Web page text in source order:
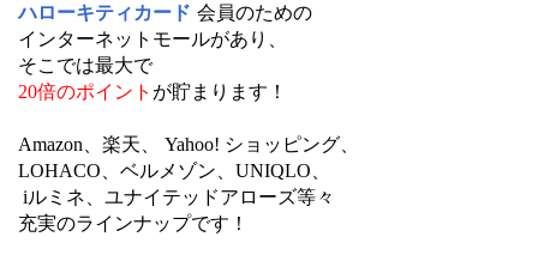
ハローキティカード 会員のための
インターネットモールがあり、
そこでは最大で
20倍のポイント が貯まります！
Amazon、楽天、 Yahoo! ショッピング、
LOHACO、ベルメゾン、UNIQLO、
iルミネ、ユナイテッドアローズ等々
充実のラインナップです！